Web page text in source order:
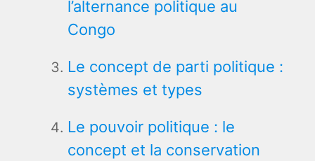
l’alternance politique au
Congo
Le concept de parti politique :
systèmes et types
Le pouvoir politique : le
concept et la conservation